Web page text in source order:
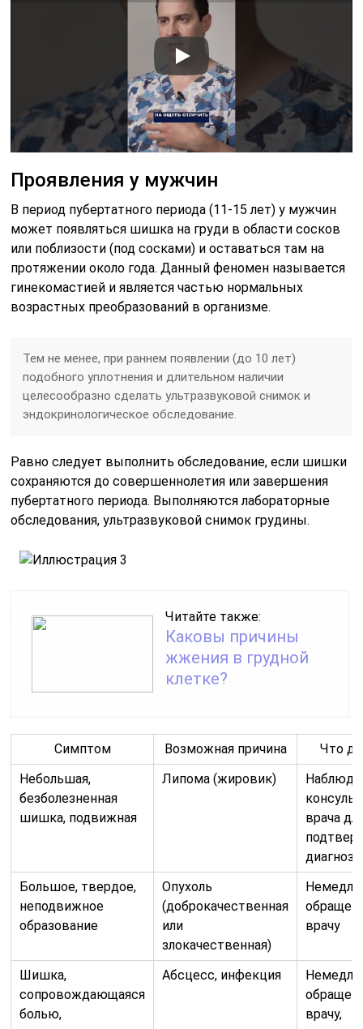
Проявления у мужчин
В период пубертатного периода (11-15 лет) у мужчин
может появляться шишка на груди в области сосков
или поблизости (под сосками) и оставаться там на
протяжении около года. Данный феномен называется
гинекомастией и является частью нормальных
возрастных преобразований в организме.
Тем не менее, при раннем появлении (до 10 лет)
подобного уплотнения и длительном наличии
целесообразно сделать ультразвуковой снимок и
эндокринологическое обследование.
Равно следует выполнить обследование, если шишки
сохраняются до совершеннолетия или завершения
пубертатного периода. Выполняются лабораторные
обследования, ультразвуковой снимок грудины.
Читайте также:
Каковы причины
жжения в грудной
клетке?
Симптом Возможная причина
Что
Небольшая,
безболезненная
шишка, подвижная
Липома (жировик)
врача
диагноза
Большое, твердое,
неподвижное
образование
Опухоль
(доброкачественная
или
злокачественная)
врачу
Шишка,
сопровождающаяся
болью,
Абсцесс, инфекция
врачу,